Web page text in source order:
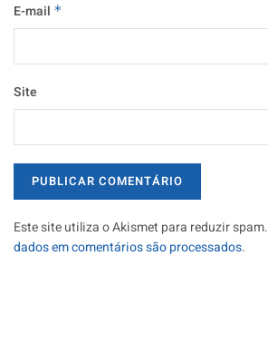
E-mail *
Site
Este site utiliza o Akismet para reduzir spam.
dados em comentários são processados.